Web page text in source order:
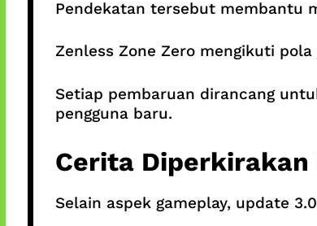
Pendekatan tersebut membantu
Zenless Zone Zero mengikuti
Setiap pembaruan dirancang
pengguna baru.
Cerita
Selain aspek gameplay, update